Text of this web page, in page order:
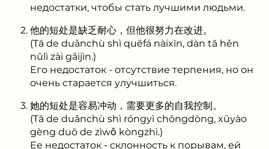
недостатки, чтобы стать лучшими людьми.
他的短处是缺乏耐心，但他很努力在改进。
(Tā de duǎnchù shì quēfá nàixīn, dàn tā hěn
nǔlì zài gǎijìn.)
Его недостаток - отсутствие терпения, но он
очень старается улучшиться.
她的短处是容易冲动，需要更多的自我控制。
(Tā de duǎnchù shì róngyì chōngdòng, xūyào
gèng duō de zìwǒ kòngzhì.)
Ее недостаток - склонность к порывам, ей